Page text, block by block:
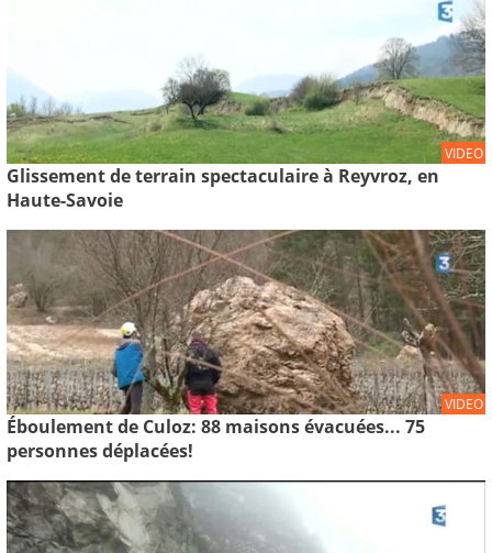
VIDEO
Glissement de terrain spectaculaire à Reyvroz, en
Haute-Savoie
VIDEO
Éboulement de Culoz: 88 maisons évacuées... 75
personnes déplacées!